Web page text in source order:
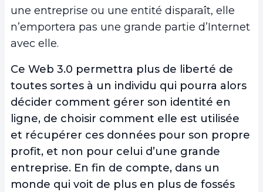
une entreprise ou une entité disparaît, elle
n’emportera pas une grande partie d’Internet
avec elle.
Ce Web 3.0 permettra plus de liberté de
toutes sortes à un individu qui pourra alors
décider comment gérer son identité en
ligne, de choisir comment elle est utilisée
et récupérer ces données pour son propre
profit, et non pour celui d’une grande
entreprise. En fin de compte, dans un
monde qui voit de plus en plus de fossés